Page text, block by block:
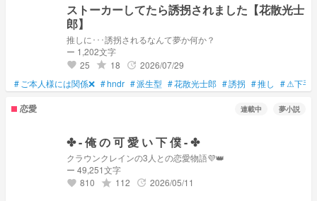
ストーカーしてたら誘拐されました【花散光士
郎】
推しに･･･誘拐されるなんて夢か何か？
ー 1,202文字
favorite 25 grade 18 update 2026/07/29
# ご本人様には関係❌ #hndr #派生型 #花散光士郎 #誘拐 #推し #⚠下手
恋愛 連載中 夢小説
✤ - 俺 の 可 愛 い 下 僕 - ✤
クラウンクレインの3人との恋愛物語💜‪👑
ー 49,251文字
favorite 810 grade 112 update 2026/05/11